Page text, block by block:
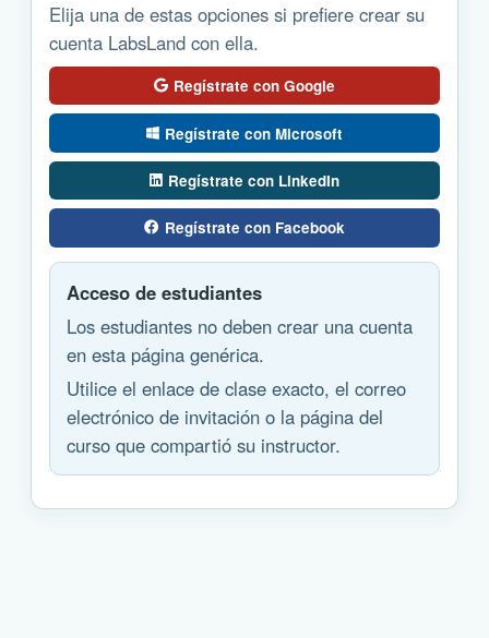
Elija una de estas opciones si prefiere crear su
cuenta LabsLand con ella.
Regístrate con Google
Regístrate con Microsoft
Regístrate con LinkedIn
Regístrate con Facebook
Acceso de estudiantes
Los estudiantes no deben crear una cuenta
en esta página genérica.
Utilice el enlace de clase exacto, el correo
electrónico de invitación o la página del
curso que compartió su instructor.